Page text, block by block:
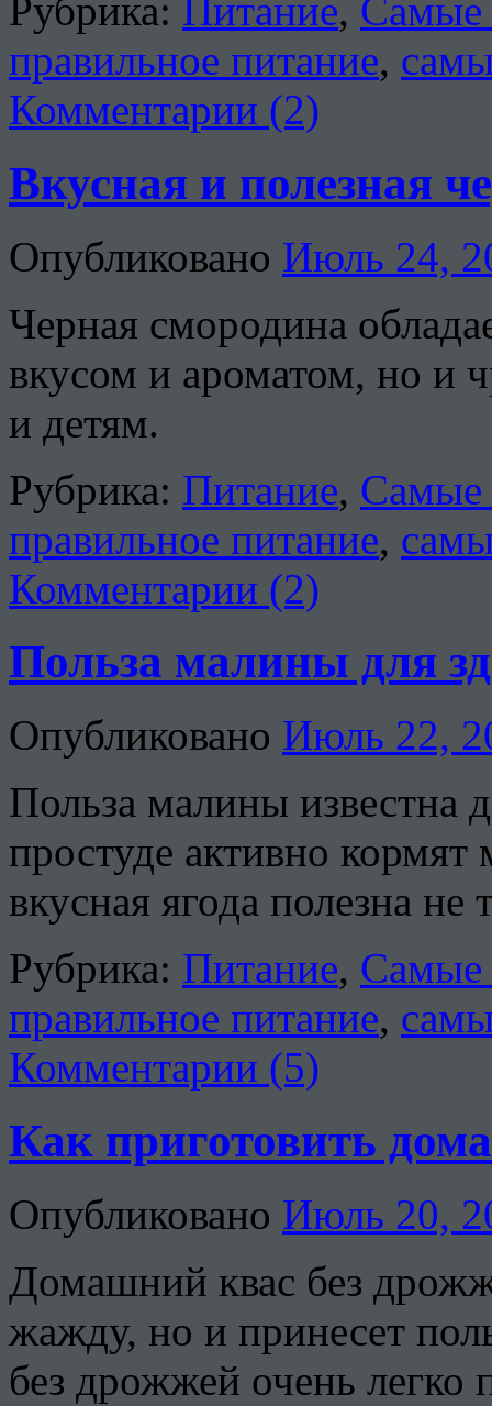
Рубрика: Питание, Самые
правильное питание,
Комментарии (2)
Вкусная и полезная
Опубликовано Июль 24,
Черная смородина
вкусом и ароматом, но и
и детям.
Рубрика: Питание, Самые
правильное питание,
Комментарии (2)
Польза малины для
Опубликовано Июль 22,
Польза малины известна
простуде активно
вкусная ягода полезна
Рубрика: Питание, Самые
правильное питание,
Комментарии (5)
Как приготовить
Опубликовано Июль 20,
Домашний квас без
жажду, но и принесет
без дрожжей очень легко